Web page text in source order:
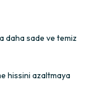
daha sade ve temiz
hissini azaltmaya